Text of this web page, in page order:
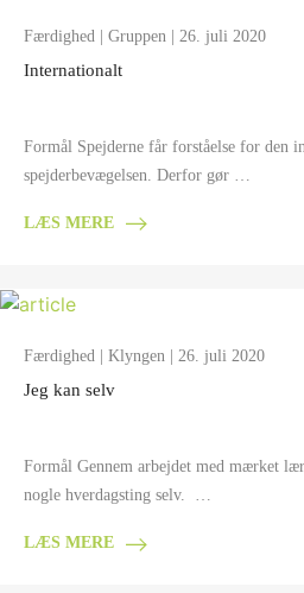
Færdighed Gruppen | 26. juli 2020
Internationalt
Formål Spejderne får forståelse for den
spejderbevægelsen. Derfor gør …
LÆS MERE
Færdighed Klyngen | 26. juli 2020
Jeg kan selv
Formål Gennem arbejdet med mærket
nogle hverdagsting selv. …
LÆS MERE